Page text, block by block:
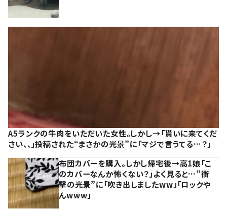
A5ランクの牛肉をいただいた女性。しかし→「貰いに来てくだ
さい、、」投稿された“まさかの光景”に「マジで言うてる…？」
布団カバーを購入。しかし帰宅後→高1娘「こ
のカバーなんか怖くない？」よく見ると…”衝
撃の光景”に「吹き出しましたww」「ロックや
んwww」